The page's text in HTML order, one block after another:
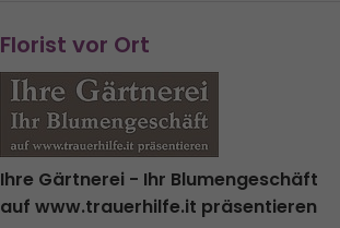
Florist vor Ort
Ihre Gärtnerei - Ihr Blumengeschäft
auf www.trauerhilfe.it präsentieren